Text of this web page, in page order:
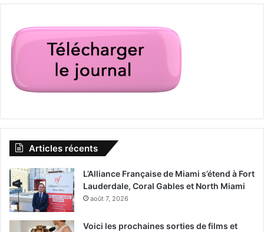
Articles récents
L’Alliance Française de Miami s’étend à Fort
Lauderdale, Coral Gables et North Miami
août 7, 2026
Voici les prochaines sorties de films et